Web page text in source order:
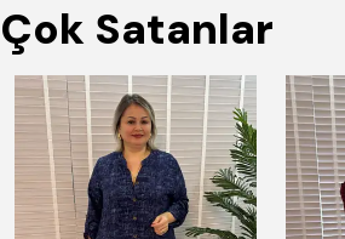
Çok Satanlar